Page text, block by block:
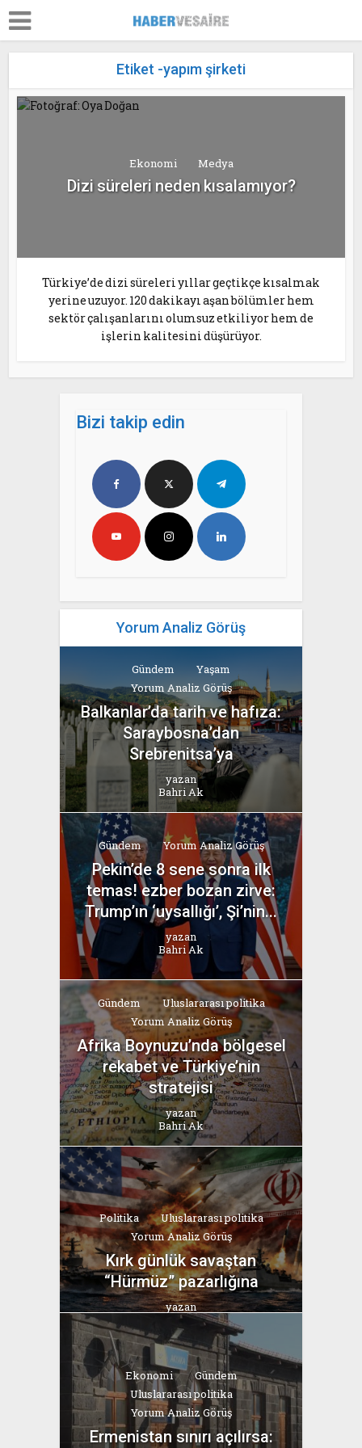
Etiket -yapım şirketi
Ekonomi Medya
Dizi süreleri neden kısalamıyor?
Türkiye’de dizi süreleri yıllar geçtikçe kısalmak
yerine uzuyor. 120 dakikayı aşan bölümler hem
sektör çalışanlarını olumsuz etkiliyor hem de
işlerin kalitesini düşürüyor.
Bizi takip edin
Yorum Analiz Görüş
Gündem
Yaşam
Yorum Analiz Görüş
Balkanlar’da tarih ve hafıza:
Saraybosna’dan
Srebrenitsa’ya
yazan
Bahri Ak
Gündem Yorum Analiz Görüş
Pekin’de 8 sene sonra ilk
temas! ezber bozan zirve:
Trump’ın ‘uysallığı’, Şi’nin...
yazan
Bahri Ak
Gündem
Uluslararası politika
Yorum Analiz Görüş
Afrika Boynuzu’nda bölgesel
rekabet ve Türkiye’nin
stratejisi
yazan
Bahri Ak
Politika
Uluslararası politika
Yorum Analiz Görüş
Kırk günlük savaştan
“Hürmüz” pazarlığına
yazan
Bahri Ak
Ekonomi
Gündem
Uluslararası politika
Yorum Analiz Görüş
Ermenistan sınırı açılırsa: